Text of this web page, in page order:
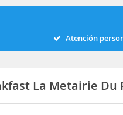
Atención
La Metairie Du